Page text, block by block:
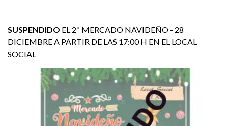
SUSPENDIDO EL 2º MERCADO NAVIDEÑO - 28
DICIEMBRE A PARTIR DE LAS 17:00 H EN EL LOCAL
SOCIAL